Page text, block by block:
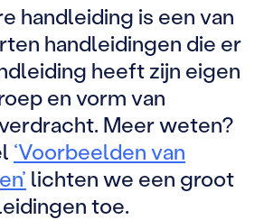
handleiding is een van
handleidingen die er
heeft zijn eigen
en vorm van
Meer weten?
‘Voorbeelden van
lichten we een groot
toe.